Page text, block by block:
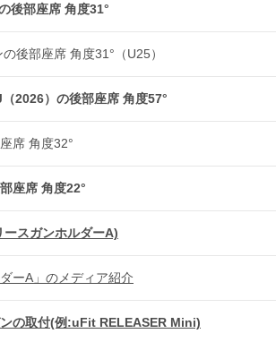
後部座席 角度31°
後部座席 角度31°（U25）
2026）の後部座席 角度57°
席 角度32°
座席 角度22°
ースガンホルダーA)
ーA」のメディア紹介
の取付(例:uFit RELEASER Mini)